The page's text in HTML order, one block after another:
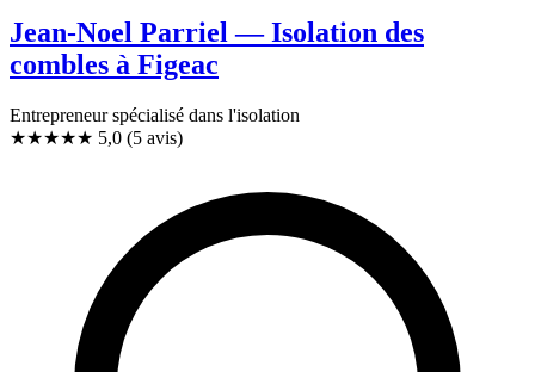
Jean-Noel Parriel — Isolation des
combles à Figeac
Entrepreneur spécialisé dans l'isolation
★★★★★ 5,0 (5 avis)